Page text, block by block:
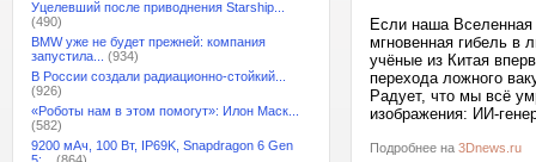
Уцелевший после приводнения Starship...
(490)
BMW уже не будет прежней: компания
запустила...
(934)
В России создали радиационно-стойкий...
(926)
«Роботы нам в этом помогут»: Илон Маск...
(582)
9200 мАч, 100 Вт, IP69K, Snapdragon 6 Gen
Если наша Вселенная
мгновенная гибель в
учёные из Китая
перехода ложного
Радует, что мы всё
изображения: ИИ-
Подробнее на 3Dnews.ru